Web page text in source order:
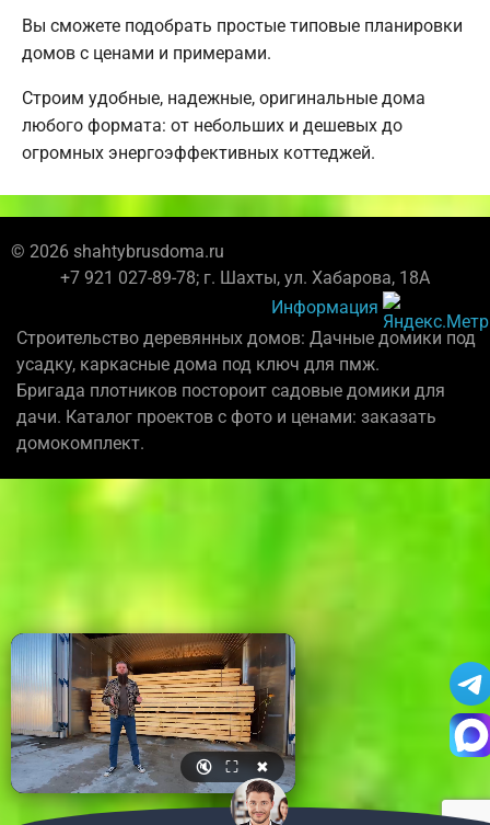
Вы сможете подобрать простые типовые планировки
домов с ценами и примерами.
Строим удобные, надежные, оригинальные дома
любого формата: от небольших и дешевых до
огромных энергоэффективных коттеджей.
© 2026 shahtybrusdoma.ru
+7 921 027-89-78; г. Шахты, ул. Хабарова, 18А
Информация
Строительство деревянных домов: Дачные домики под
усадку, каркасные дома под ключ для пмж.
Бригада плотников постороит садовые домики для
дачи. Каталог проектов с фото и ценами: заказать
домокомплект.
🔇 ⛶ ✖